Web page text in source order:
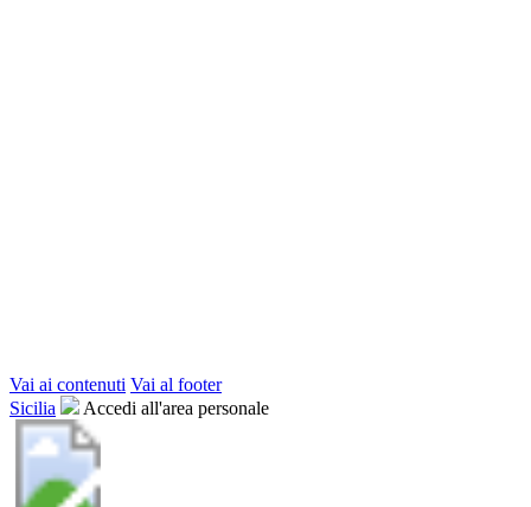
Vai ai contenuti Vai al footer
Sicilia
Accedi all'area personale